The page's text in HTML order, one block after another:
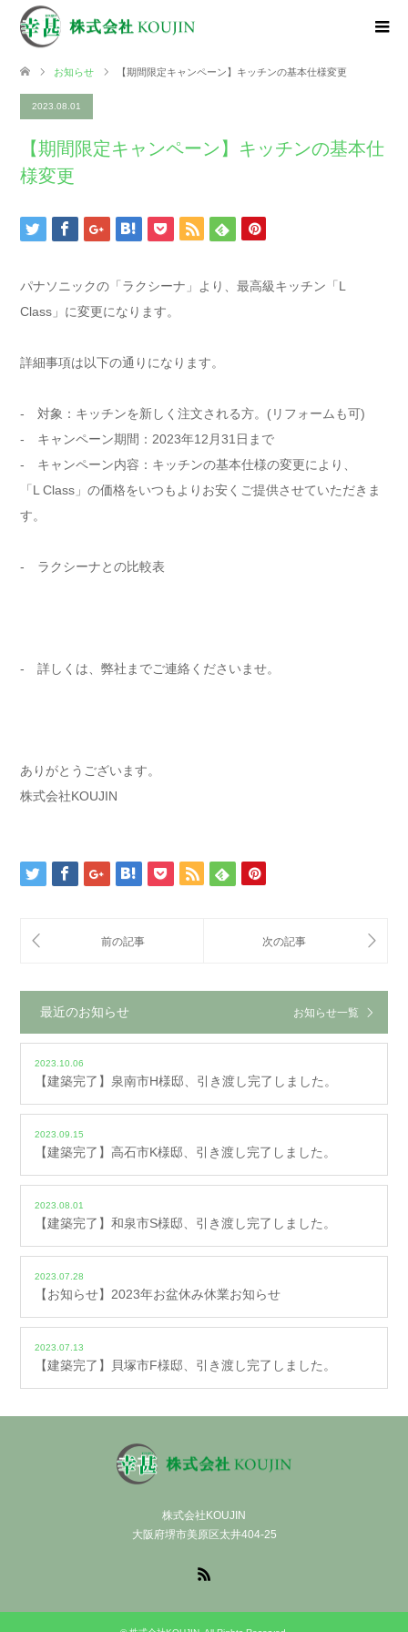
お知らせ 【期間限定キャンペーン】キッチンの基本仕様変更
2023.08.01
【期間限定キャンペーン】キッチンの基本仕
様変更
パナソニックの「ラクシーナ」より、最高級キッチン「L
Class」に変更になります。
詳細事項は以下の通りになります。
- 対象：キッチンを新しく注文される方。(リフォームも可)
- キャンペーン期間：2023年12月31日まで
- キャンペーン内容：キッチンの基本仕様の変更により、
「L Class」の価格をいつもよりお安くご提供させていただきま
す。
- ラクシーナとの比較表
- 詳しくは、弊社までご連絡くださいませ。
ありがとうございます。
株式会社KOUJIN
最近のお知らせ お知らせ一覧
2023.10.06
【建築完了】泉南市H様邸、引き渡し完了しました。
2023.09.15
【建築完了】高石市K様邸、引き渡し完了しました。
2023.08.01
【建築完了】和泉市S様邸、引き渡し完了しました。
2023.07.28
【お知らせ】2023年お盆休み休業お知らせ
2023.07.13
【建築完了】貝塚市F様邸、引き渡し完了しました。
株式会社KOUJIN
大阪府堺市美原区太井404-25